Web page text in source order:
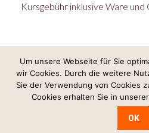
Kursgebühr inklusive Ware und
Internetkonzept & Umsetzung:
Hannover
Impressum/
Um unsere Webseite für Sie
wir Cookies. Durch die weitere
Sie der Verwendung von Cookies
Cookies erhalten Sie in unserer
OK